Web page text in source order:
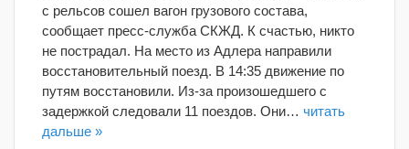
с рельсов сошел вагон грузового состава,
сообщает пресс-служба СКЖД. К счастью, никто
не пострадал. На место из Адлера направили
восстановительный поезд. В 14:35 движение по
путям восстановили. Из-за произошедшего с
задержкой следовали 11 поездов. Они… читать
дальше »